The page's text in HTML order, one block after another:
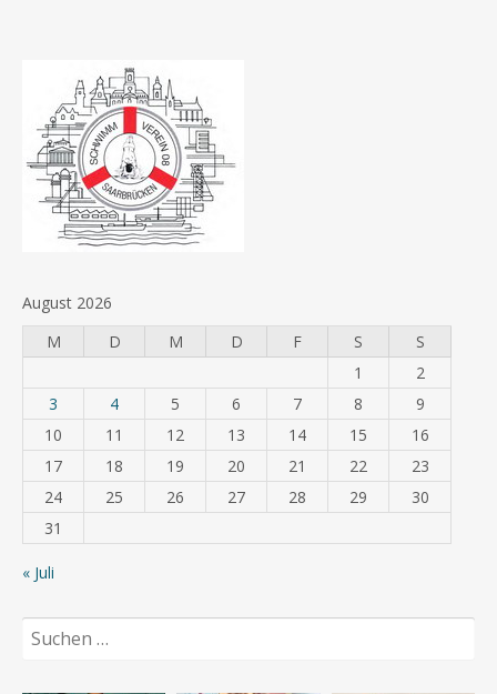
August 2026
M
D M D F S
S
1
2
3
4 5 6 7 8
9
10
11 12 13 14 15
16
17
18 19 20 21 22
23
24
25 26 27 28 29
30
31
« Juli
Suchen
nach: